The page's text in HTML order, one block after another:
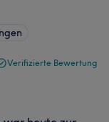
Verifizierte Bewertung